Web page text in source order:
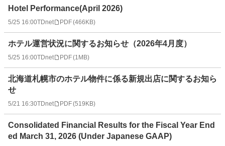
Hotel Performance(April 2026)
5/25 16:00TDnet PDF(466KB)
ホテル運営状況に関するお知らせ（2026年4月度）
5/25 16:00TDnet PDF(1MB)
北海道札幌市のホテル物件に係る新規出店に関するお知ら
せ
5/21 16:30TDnet PDF(519KB)
Consolidated Financial Results for the Fiscal Year End
ed March 31, 2026 (Under Japanese GAAP)